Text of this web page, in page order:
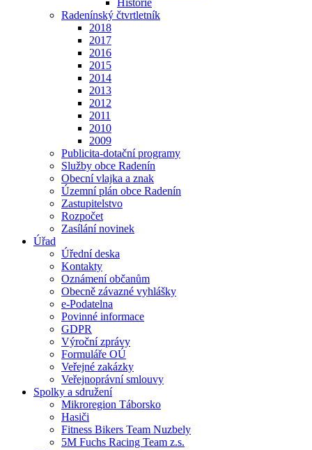
Historie
Radenínský čtvrtletník
2018
2017
2016
2015
2014
2013
2012
2011
2010
2009
Publicita-dotační programy
Služby obce Radenín
Obecní vlajka a znak
Územní plán obce Radenín
Zastupitelstvo
Rozpočet
Zasílání novinek
Úřad
Úřední deska
Kontakty
Oznámení občanům
Obecně závazné vyhlášky
e-Podatelna
Povinné informace
GDPR
Výroční zprávy
Formuláře OÚ
Veřejné zakázky
Veřejnoprávní smlouvy
Spolky a sdružení
Mikroregion Táborsko
Hasiči
Fitness Bikers Team Nuzbely
5M Fuchs Racing Team z.s.